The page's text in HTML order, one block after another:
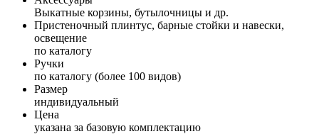
Выкатные корзины, бутылочницы и др.
Пристеночный плинтус, барные стойки и навески,
освещение
по каталогу
Ручки
по каталогу (более 100 видов)
Размер
индивидуальный
Цена
указана за базовую комплектацию